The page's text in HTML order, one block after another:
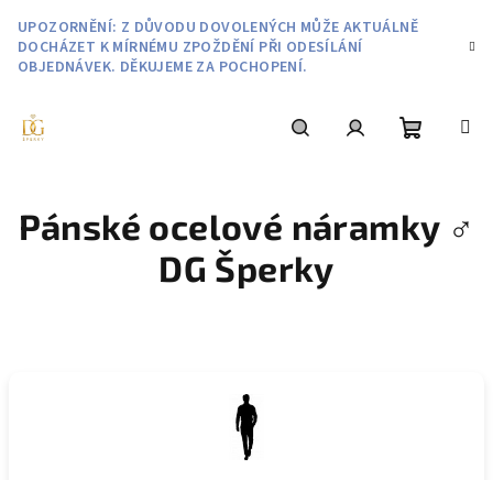
obsah
UPOZORNĚNÍ: Z DŮVODU DOVOLENÝCH MŮŽE AKTUÁLNĚ
DOCHÁZET K MÍRNÉMU ZPOŽDĚNÍ PŘI ODESÍLÁNÍ
OBJEDNÁVEK. DĚKUJEME ZA POCHOPENÍ.
košík
Pánské ocelové náramky ♂️
DG Šperky